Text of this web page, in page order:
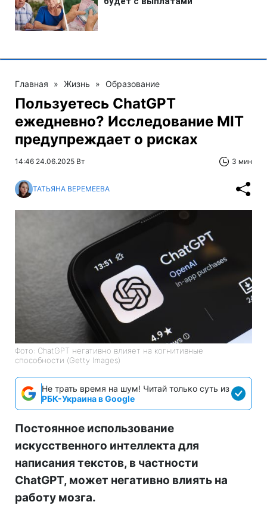
Главная » Жизнь » Образование
Пользуетесь ChatGPT
ежедневно? Исследование MIT
предупреждает о рисках
14:46 24.06.2025 Вт 3 мин
ТАТЬЯНА ВЕРЕМЕЕВА
Фото: ChatGPT негативно влияет на когнитивные
способности (Getty Images)
Не трать время на шум! Читай только суть из
РБК-Украина в Google
Постоянное использование
искусственного интеллекта для
написания текстов, в частности
ChatGPT, может негативно влиять на
работу мозга.